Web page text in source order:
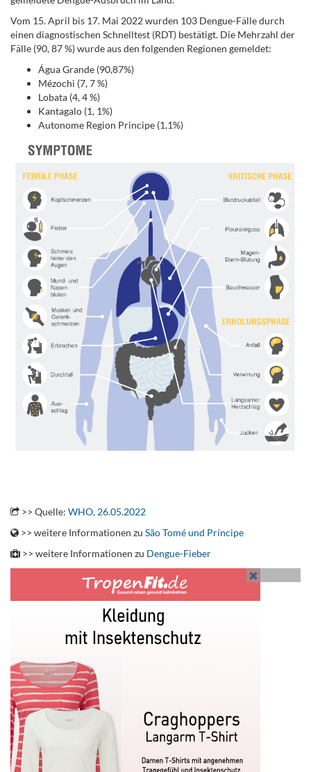
Vom 15. April bis 17. Mai 2022 wurden 103 Dengue-Fälle durch
einen diagnostischen Schnelltest (RDT) bestätigt. Die Mehrzahl der
Fälle (90, 87 %) wurde aus den folgenden Regionen gemeldet:
Água Grande (90,87%)
Mézochi (7, 7 %)
Lobata (4, 4 %)
Kantagalo (1, 1%)
Autonome Region Principe (1,1%)
>> Quelle: WHO, 26.05.2022
>> weitere Informationen zu São Tomé und Príncipe
>> weitere Informationen zu Dengue-Fieber